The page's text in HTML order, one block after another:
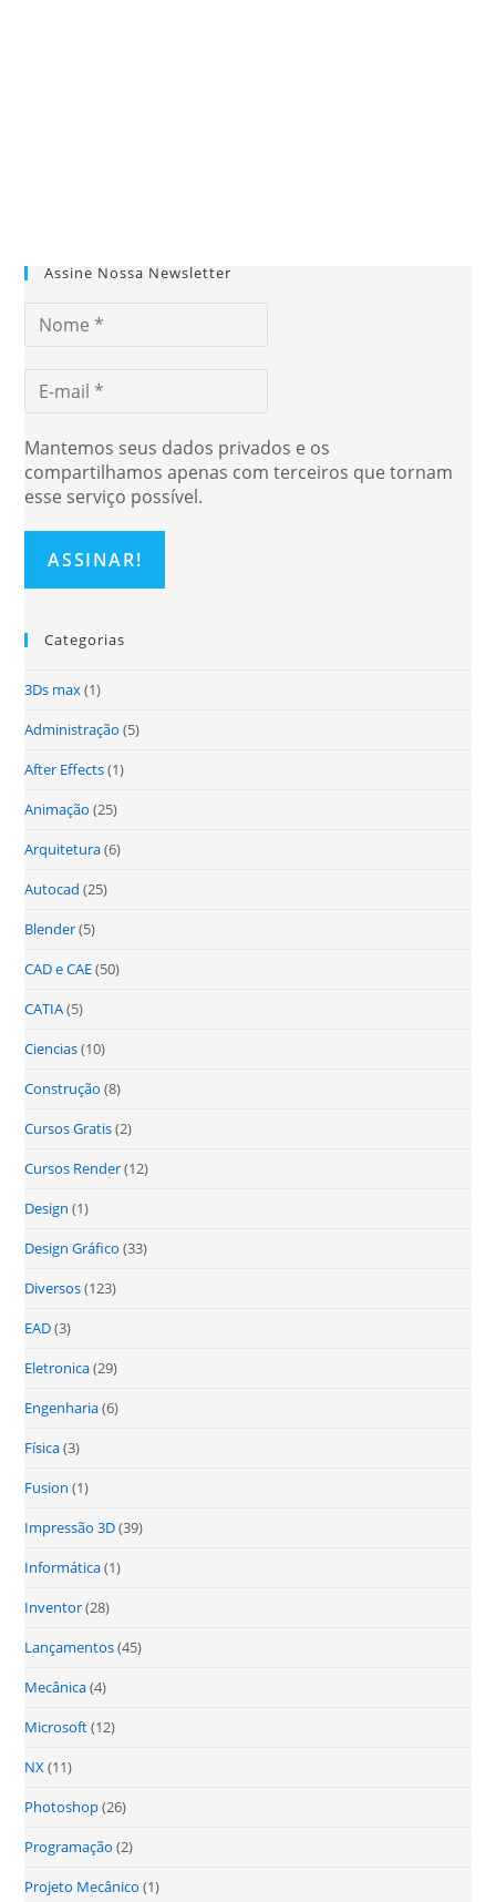
Assine Nossa Newsletter
Mantemos seus dados privados e os
compartilhamos apenas com terceiros que tornam
esse serviço possível.
Categorias
3Ds max(1)
Administração (5)
After Effects(1)
Animação (25)
Arquitetura(6)
Autocad (25)
Blender(5)
CAD e CAE(50)
CATIA(5)
Ciencias(10)
Construção (8)
Cursos Gratis(2)
Cursos Render(12)
Design (1)
Design Gráfico (33)
Diversos(123)
EAD(3)
Eletronica(29)
Engenharia(6)
Física(3)
Fusion (1)
Impressão 3D(39)
Informática(1)
Inventor(28)
Lançamentos(45)
Mecânica(4)
Microsoft(12)
NX(11)
Photoshop(26)
Programação (2)
Projeto Mecânico (1)